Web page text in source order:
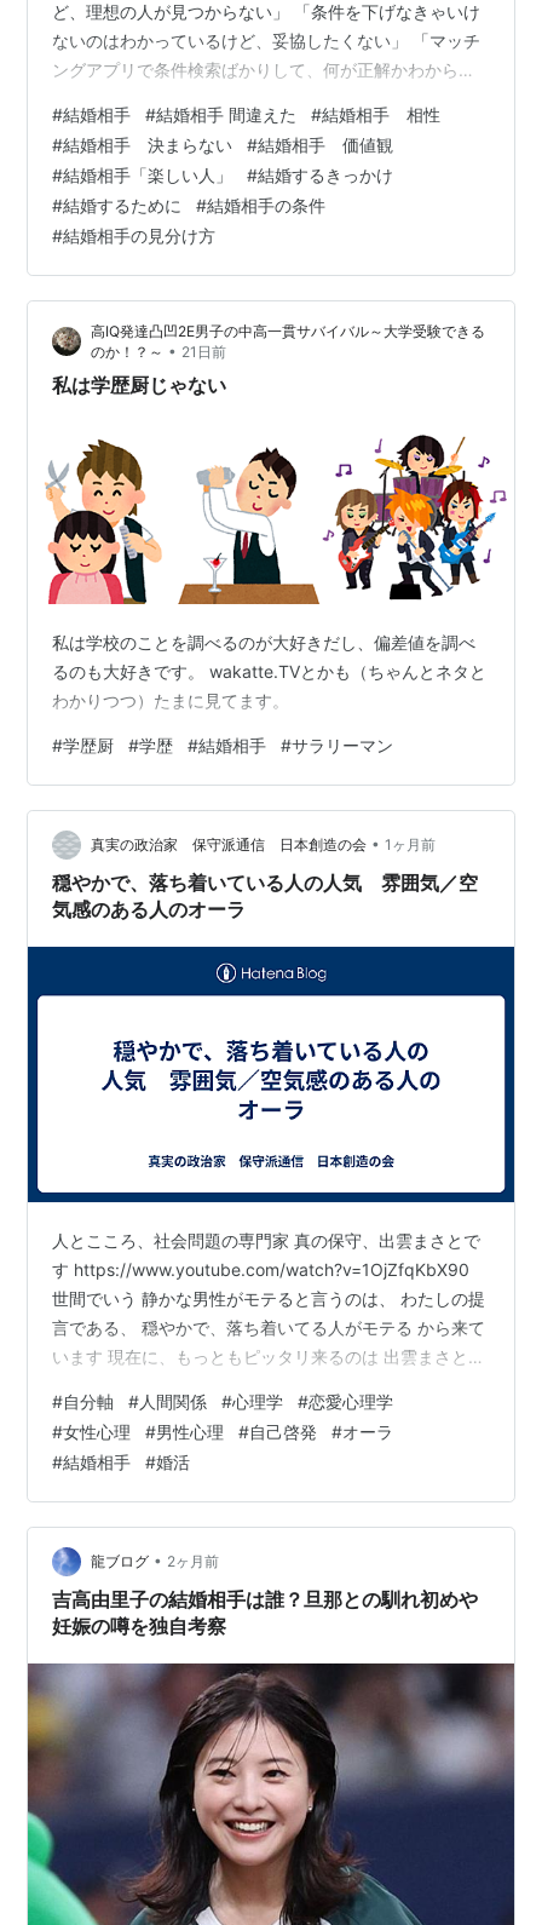
ど、理想の人が見つからない」 「条件を下げなきゃいけ
ないのはわかっているけど、妥協したくない」 「マッチ
ングアプリで条件検索ばかりして、何が正解かわからな
実は、「結婚相手探し」と「物件探し」は、驚くほどプ
ロセスが似ています。 この記事では、婚活に疲れてしま
ったあなたへ、不動産選びの視点を取り入れることで
「自分にとって本当に大切な条件」を整理する方法をお
伝えします。 感情論ではなく、ロジカルに「一生モノの
パートナー」を見つけるためのヒントを、…
#結婚相手 #結婚相手 間違えた #結婚相手 相性
#結婚相手 決まらない #結婚相手 価値観
#結婚相手「楽しい人」 #結婚するきっかけ
#結婚するために #結婚相手の条件
#結婚相手の見分け方
高IQ発達凸凹2E男子の中高一貫サバイバル～大学受験できる
のか！？～ • 21日前
私は学歴厨じゃない
私は学校のことを調べるのが大好きだし、偏差値を調べ
るのも大好きです。 wakatte.TVとかも（ちゃんとネタと
わかりつつ）たまに見てます。
#学歴厨 #学歴 #結婚相手 #サラリーマン
真実の政治家 保守派通信 日本創造の会 • 1ヶ月前
穏やかで、落ち着いている人の人気 雰囲気／空
気感のある人のオーラ
人とこころ、社会問題の専門家 真の保守、出雲まさとで
す https://www.youtube.com/watch?v=1OjZfqKbX90
世間でいう 静かな男性がモテると言うのは、 わたしの提
言である、 穏やかで、落ち着いてる人がモテる から来て
います 現在に、もっともピッタリ来るのは 出雲まさとの
着である ・雰囲気がある ・癒される空気感 をバランス
よく持っている人です つまりは、癒しオーラが出ている
人がモテ男子です 自身の整えをしたい人は、偽者に騙さ
れないこと これが大事です 常に本物から、情報を得るこ
とが、 失敗せず時間の浪費に…
#自分軸 #人間関係 #心理学 #恋愛心理学
#女性心理 #男性心理 #自己啓発 #オーラ
#結婚相手 #婚活
龍ブログ • 2ヶ月前
吉高由里子の結婚相手は誰？旦那との馴れ初めや
妊娠の噂を独自考察